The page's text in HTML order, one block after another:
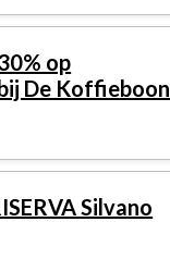
op
De Koffieboon
Silvano